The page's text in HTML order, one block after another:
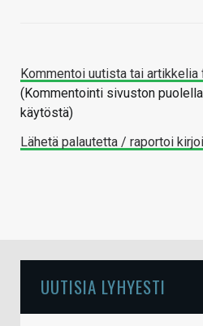
Kommentoi uutista tai
(Kommentointi sivuston
käytöstä)
Lähetä palautetta / raportoi
UUTISIA LYHYESTI